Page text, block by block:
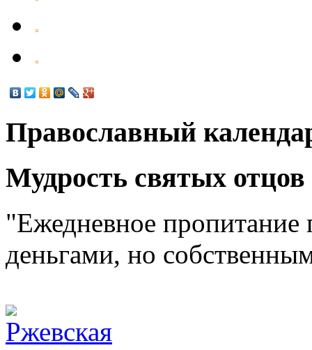
Православный
Мудрость святых отцов
"Ежедневное
деньгами, но